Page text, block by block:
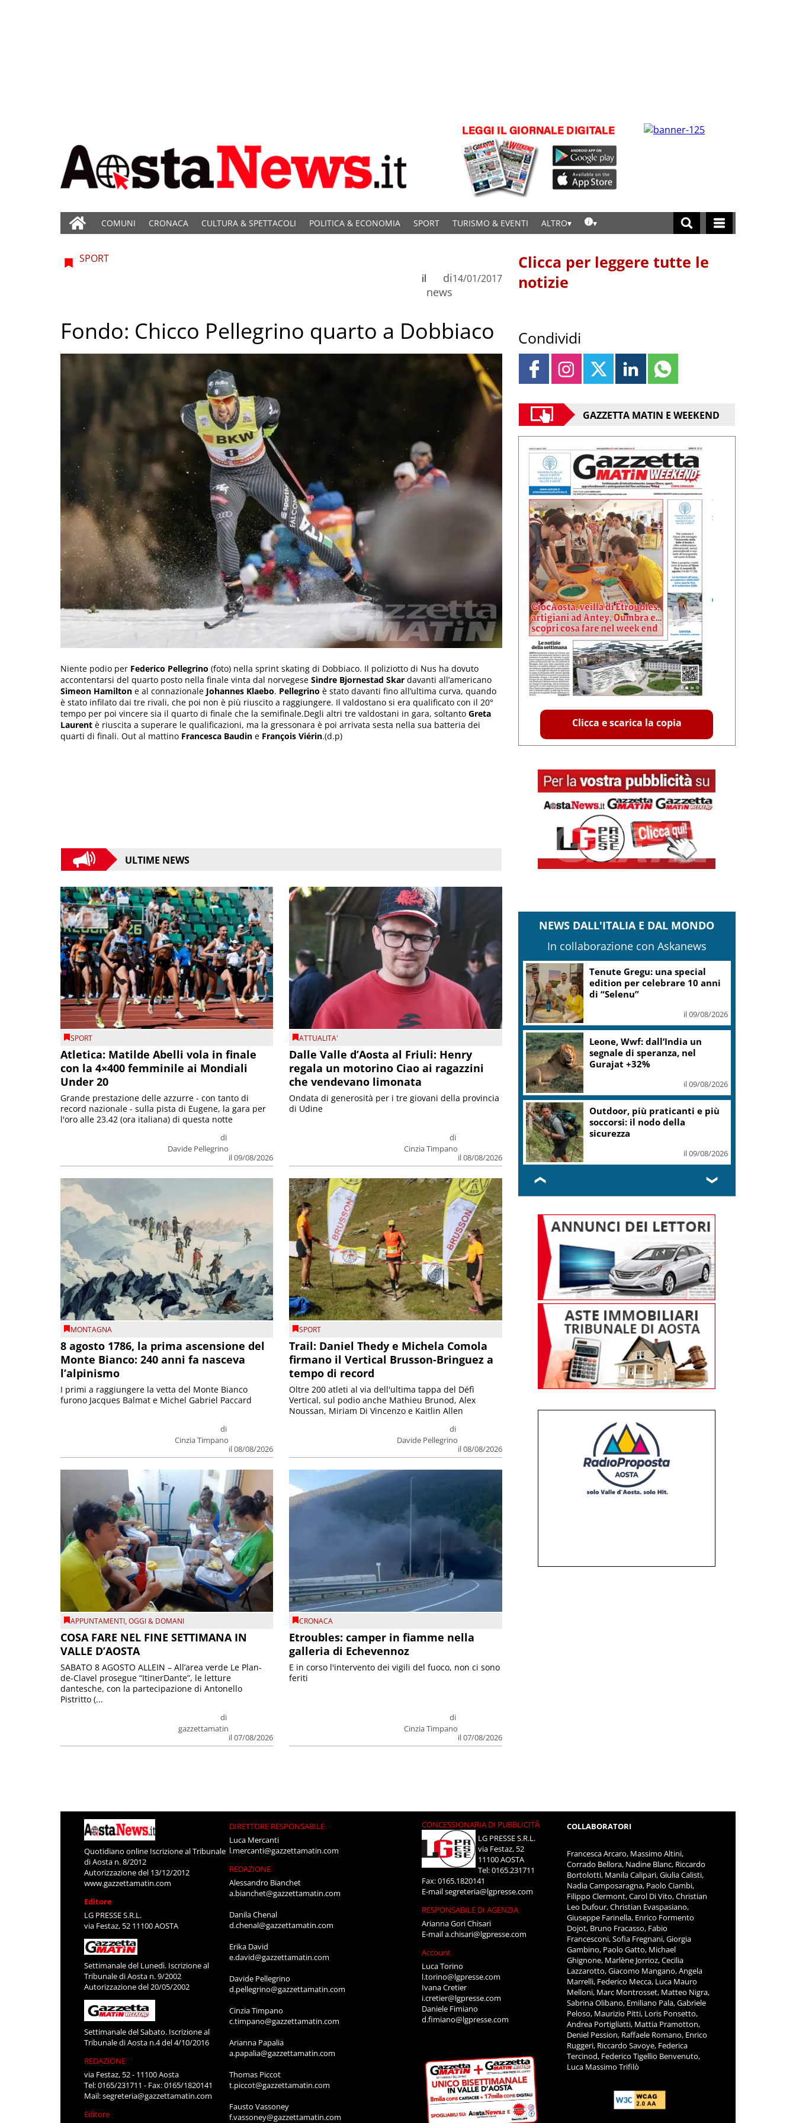
COMUNI CRONACA CULTURA & SPETTACOLI POLITICA & ECONOMIA SPORT TURISMO & EVENTI ALTRO
SPORT
di
news
il 14/01/2017
Fondo: Chicco Pellegrino quarto a Dobbiaco
Niente podio per Federico Pellegrino (foto) nella sprint skating di Dobbiaco. Il poliziotto di Nus ha dovuto
accontentarsi del quarto posto nella finale vinta dal norvegese Sindre Bjornestad Skar davanti all’americano
Simeon Hamilton e al connazionale Johannes Klaebo. Pellegrino è stato davanti fino all’ultima curva, quando
è stato infilato dai tre rivali, che poi non è più riuscito a raggiungere. Il valdostano si era qualificato con il 20°
tempo per poi vincere sia il quarto di finale che la semifinale.Degli altri tre valdostani in gara, soltanto Greta
Laurent è riuscita a superare le qualificazioni, ma la gressonara è poi arrivata sesta nella sua batteria dei
quarti di finali. Out al mattino Francesca Baudin e François Viérin.(d.p)
ULTIME NEWS
SPORT
Atletica: Matilde Abelli vola in finale
con la 4×400 femminile ai Mondiali
Under 20
di
Davide Pellegrino
il 09/08/2026
Grande prestazione delle azzurre - con tanto di
record nazionale - sulla pista di Eugene, la gara per
l'oro alle 23.42 (ora italiana) di questa notte
ATTUALITA'
Dalle Valle d’Aosta al Friuli: Henry
regala un motorino Ciao ai ragazzini
che vendevano limonata
di
Cinzia Timpano
il 08/08/2026
Ondata di generosità per i tre giovani della provincia
di Udine
MONTAGNA
8 agosto 1786, la prima ascensione del
Monte Bianco: 240 anni fa nasceva
l’alpinismo
di
Cinzia Timpano
il 08/08/2026
I primi a raggiungere la vetta del Monte Bianco
furono Jacques Balmat e Michel Gabriel Paccard
SPORT
Trail: Daniel Thedy e Michela Comola
firmano il Vertical Brusson-Bringuez a
tempo di record
di
Davide Pellegrino
il 08/08/2026
Oltre 200 atleti al via dell'ultima tappa del Défì
Vertical, sul podio anche Mathieu Brunod, Alex
Noussan, Miriam Di Vincenzo e Kaitlin Allen
APPUNTAMENTI,OGGI & DOMANI
COSA FARE NEL FINE SETTIMANA IN
VALLE D’AOSTA
di
gazzettamatin
il 07/08/2026
SABATO 8 AGOSTO ALLEIN – All’area verde Le Plan-
de-Clavel prosegue “ItinerDante”, le letture
dantesche, con la partecipazione di Antonello
Pistritto (...
CRONACA
Etroubles: camper in fiamme nella
galleria di Echevennoz
di
Cinzia Timpano
il 07/08/2026
E in corso l'intervento dei vigili del fuoco, non ci sono
feriti
Clicca per leggere tutte le
notizie
Condividi
GAZZETTA MATIN E WEEKEND
Clicca e scarica la copia
NEWS DALL'ITALIA E DAL MONDO
In collaborazione con Askanews
Tenute Gregu: una special
edition per celebrare 10 anni
di “Selenu”
il 09/08/2026
Leone, Wwf: dall’India un
segnale di speranza, nel
Gurajat +32%
il 09/08/2026
Outdoor, più praticanti e più
soccorsi: il nodo della
sicurezza
il 09/08/2026
❮ ❯
Quotidiano online Iscrizione al Tribunale
di Aosta n. 8/2012
Autorizzazione del 13/12/2012
www.gazzettamatin.com
Editore
LG PRESSE S.R.L.
via Festaz, 52 11100 AOSTA
Settimanale del Lunedì. Iscrizione al
Tribunale di Aosta n. 9/2002
Autorizzazione del 20/05/2002
Settimanale del Sabato. Iscrizione al
Tribunale di Aosta n.4 del 4/10/2016
REDAZIONE
via Festaz, 52 - 11100 Aosta
Tel: 0165/231711 - Fax: 0165/1820141
Mail:segreteria@gazzettamatin.com
Editore
DIRETTORE RESPONSABILE
Luca Mercanti
l.mercanti@gazzettamatin.com
REDAZIONE
Alessandro Bianchet
a.bianchet@gazzettamatin.com
Danila Chenal
d.chenal@gazzettamatin.com
Erika David
e.david@gazzettamatin.com
Davide Pellegrino
d.pellegrino@gazzettamatin.com
Cinzia Timpano
c.timpano@gazzettamatin.com
Arianna Papalia
a.papalia@gazzettamatin.com
Thomas Piccot
t.piccot@gazzettamatin.com
Fausto Vassoney
f.vassoney@gazzettamatin.com
CONCESSIONARIA DI PUBBLICITÀ
LG PRESSE S.R.L.
via Festaz, 52
11100 AOSTA
Tel: 0165.231711
Fax: 0165.1820141
E-mailsegreteria@lgpresse.com
RESPONSABILE DI AGENZIA
Arianna Gori Chisari
E-maila.chisari@lgpresse.com
Account
Luca Torino
l.torino@lgpresse.com
Ivana Cretier
i.cretier@lgpresse.com
Daniele Fimiano
d.fimiano@lgpresse.com
COLLABORATORI
Francesca Arcaro, Massimo Altini,
Corrado Bellora, Nadine Blanc, Riccardo
Bortolotti, Manila Calipari, Giulia Calisti,
Nadia Camposaragna, Paolo Ciambi,
Filippo Clermont, Carol Di Vito, Christian
Leo Dufour, Christian Evaspasiano,
Giuseppe Farinella, Enrico Formento
Dojot, Bruno Fracasso, Fabio
Francesconi, Sofia Fregnani, Giorgia
Gambino, Paolo Gatto, Michael
Ghignone, Marlène Jorrioz, Cecilia
Lazzarotto, Giacomo Mangano, Angela
Marrelli, Federico Mecca, Luca Mauro
Melloni, Marc Montrosset, Matteo Nigra,
Sabrina Olibano, Emiliano Pala, Gabriele
Peloso, Maurizio Pitti, Loris Ponsetto,
Andrea Portigliatti, Mattia Pramotton,
Deniel Pession, Raffaele Romano, Enrico
Ruggeri, Riccardo Savoye, Federica
Tercinod, Federico Tigellio Benvenuto,
Luca Massimo Trifilò